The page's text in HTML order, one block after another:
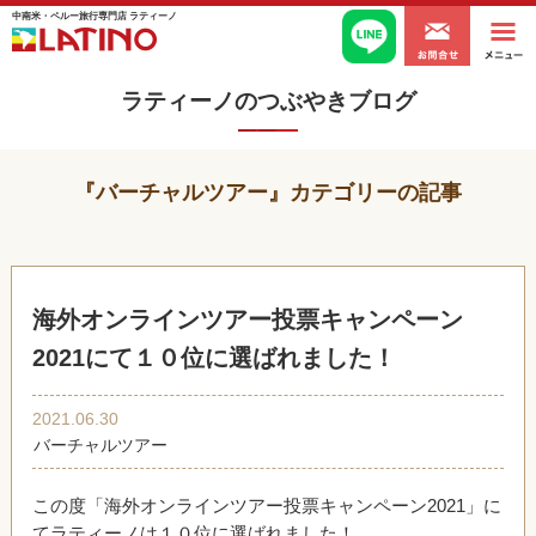
中南米・ペルー旅行専門店 ラティーノ
ラティーノのつぶやきブログ
『バーチャルツアー』カテゴリーの記事
海外オンラインツアー投票キャンペーン
2021にて１０位に選ばれました！
2021.06.30
バーチャルツアー
この度「海外オンラインツアー投票キャンペーン2021」に